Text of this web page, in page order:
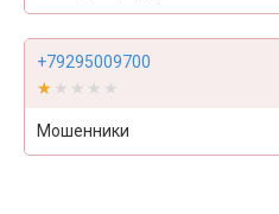
+79295009700
★★★★★
★★★★★
Мошенники